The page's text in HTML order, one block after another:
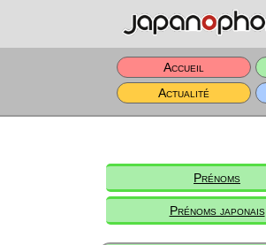
Accueil
Actualité
Prénoms
Prénoms japonais